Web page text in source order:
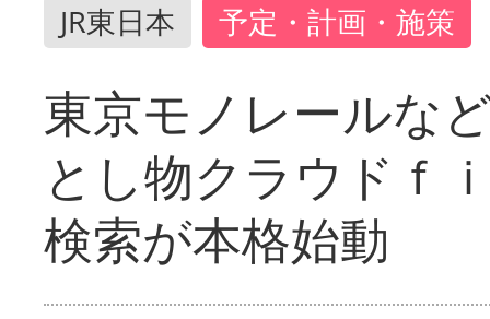
JR東日本 予定・計画・施策
東京モノレールな
とし物クラウドｆ
検索が本格始動